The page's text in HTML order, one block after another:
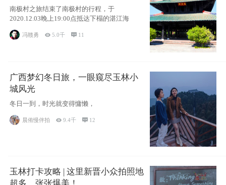
南极村之旅结束了南极村的行程，于
2020.12.03晚上19:00点抵达下榻的湛江海
冯赣勇 5.0千  11
广西梦幻冬日旅，一眼窥尽玉林小
城风光
冬日一到，时光就变得慵懒，
晨侑慢伴拍 9.4千  12
玉林打卡攻略 | 这里新晋小众拍照地